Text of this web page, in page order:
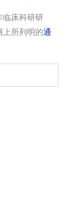
临床科研研
上所列明的通